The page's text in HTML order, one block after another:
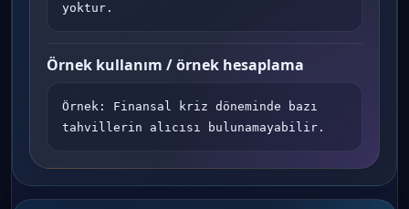
yoktur.
Örnek kullanım / örnek hesaplama
Örnek: Finansal kriz döneminde bazı
tahvillerin alıcısı bulunamayabilir.